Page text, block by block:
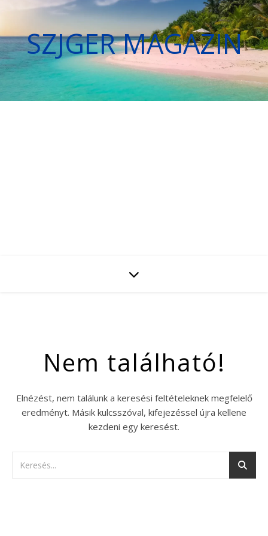
SZJGER MAGAZIN
Nem található!
Elnézést, nem találunk a keresési feltételeknek megfelelő
eredményt. Másik kulcsszóval, kifejezéssel újra kellene
kezdeni egy keresést.